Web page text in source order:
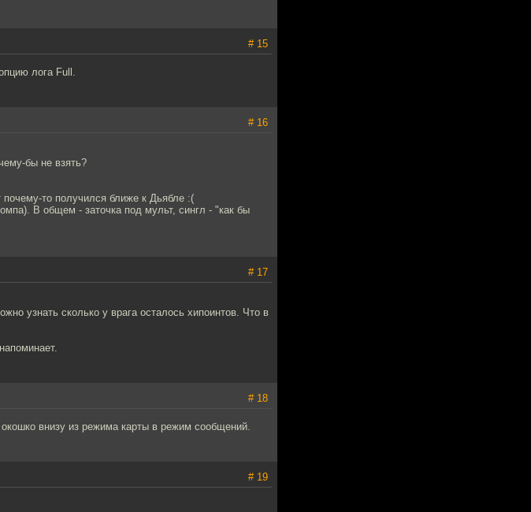
# 15
лога Full.
# 16
бы не взять?
то получился ближе к Дьябле :(
В общем - заточка под мульт, сингл - "как бы
# 17
узнать сколько у врага осталось хипоинтов. Что в
# 18
внизу из режима карты в режим сообщений.
# 19